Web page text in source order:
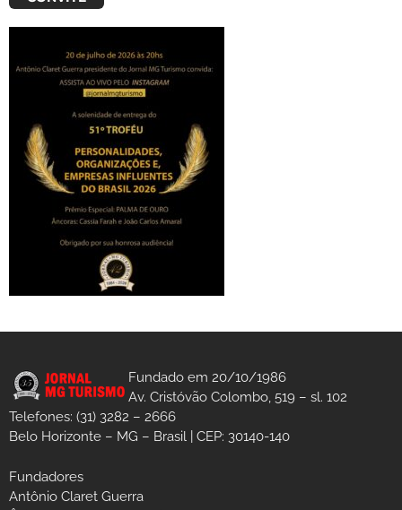
Fundado em 20/10/1986
Av. Cristóvão Colombo, 519 – sl. 102
Telefones: (31) 3282 – 2666
Belo Horizonte – MG – Brasil | CEP: 30140-140
Fundadores
Antônio Claret Guerra